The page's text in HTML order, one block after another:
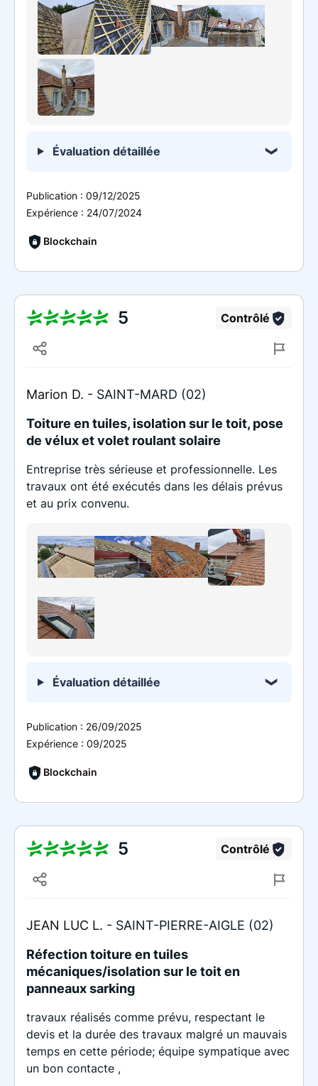
Évaluation détaillée
Publication : 09/12/2025
Expérience : 24/07/2024
Blockchain
5 Contrôlé
Marion D. - SAINT-MARD (02)
Toiture en tuiles, isolation sur le toit, pose
de vélux et volet roulant solaire
Entreprise très sérieuse et professionnelle. Les
travaux ont été exécutés dans les délais prévus
et au prix convenu.
Évaluation détaillée
Publication : 26/09/2025
Expérience : 09/2025
Blockchain
5 Contrôlé
JEAN LUC L. - SAINT-PIERRE-AIGLE (02)
Réfection toiture en tuiles
mécaniques/isolation sur le toit en
panneaux sarking
travaux réalisés comme prévu, respectant le
devis et la durée des travaux malgré un mauvais
temps en cette période; équipe sympatique avec
un bon contacte ,